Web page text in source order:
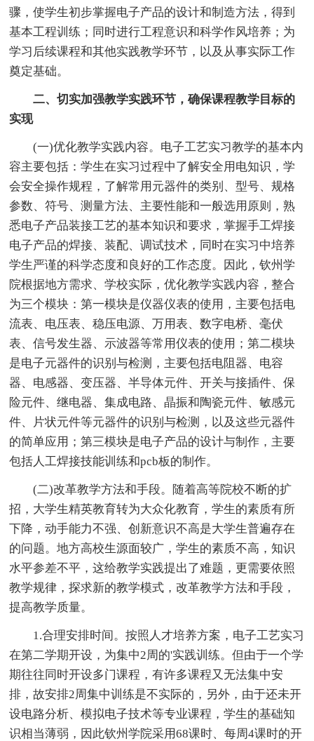
骤，使学生初步掌握电子产品的设计和制造方法，得到
基本工程训练；同时进行工程意识和科学作风培养；为
学习后续课程和其他实践教学环节，以及从事实际工作
奠定基础。
二、切实加强教学实践环节，确保课程教学目标的
实现
(一)优化教学实践内容。电子工艺实习教学的基本内
容主要包括：学生在实习过程中了解安全用电知识，学
会安全操作规程，了解常用元器件的类别、型号、规格
参数、符号、测量方法、主要性能和一般选用原则，熟
悉电子产品装接工艺的基本知识和要求，掌握手工焊接
电子产品的焊接、装配、调试技术，同时在实习中培养
学生严谨的科学态度和良好的工作态度。因此，钦州学
院根据地方需求、学校实际，优化教学实践内容，整合
为三个模块：第一模块是仪器仪表的使用，主要包括电
流表、电压表、稳压电源、万用表、数字电桥、毫伏
表、信号发生器、示波器等常用仪表的使用；第二模块
是电子元器件的识别与检测，主要包括电阻器、电容
器、电感器、变压器、半导体元件、开关与接插件、保
险元件、继电器、集成电路、晶振和陶瓷元件、敏感元
件、片状元件等元器件的识别与检测，以及这些元器件
的简单应用；第三模块是电子产品的设计与制作，主要
包括人工焊接技能训练和pcb板的制作。
(二)改革教学方法和手段。随着高等院校不断的扩
招，大学生精英教育转为大众化教育，学生的素质有所
下降，动手能力不强、创新意识不高是大学生普遍存在
的问题。地方高校生源面较广，学生的素质不高，知识
水平参差不平，这给教学实践提出了难题，更需要依照
教学规律，探求新的教学模式，改革教学方法和手段，
提高教学质量。
1.合理安排时间。按照人才培养方案，电子工艺实习
在第二学期开设，为集中2周的'实践训练。但由于一个学
期往往同时开设多门课程，有许多课程又无法集中安
排，故安排2周集中训练是不实际的，另外，由于还未开
设电路分析、模拟电子技术等专业课程，学生的基础知
识相当薄弱，因此钦州学院采用68课时、每周4课时的开